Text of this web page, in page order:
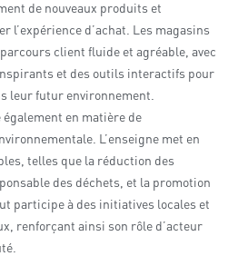
de nouveaux produits et
l’expérience d’achat. Les magasins
client fluide et agréable, avec
et des outils interactifs pour
leur futur environnement.
en matière de
L’enseigne met en
telles que la réduction des
des déchets, et la promotion
participe à des initiatives locales et
renforçant ainsi son rôle d’acteur